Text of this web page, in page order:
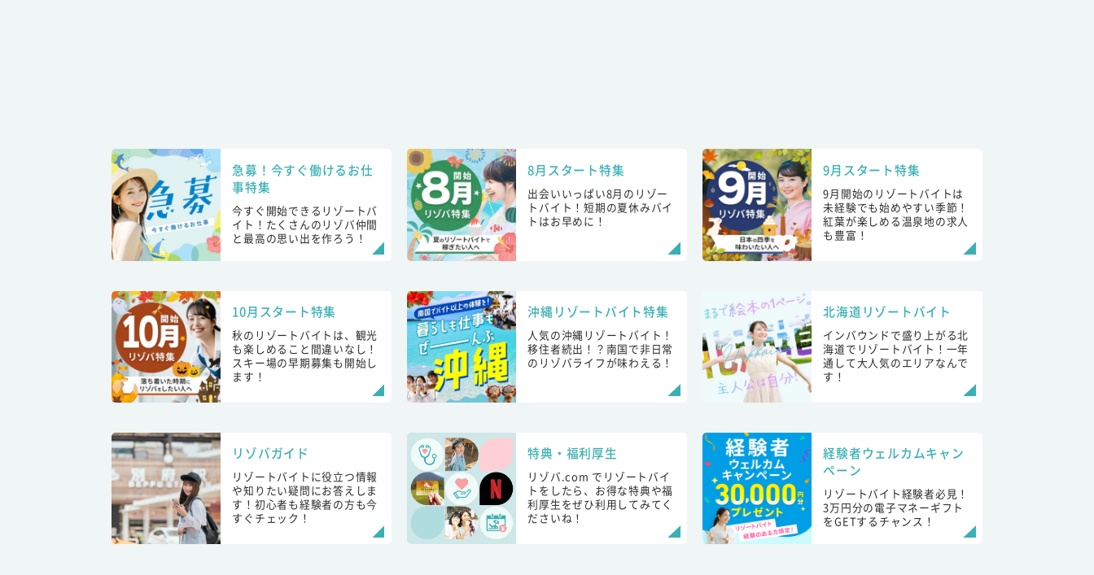
急募！今すぐ働けるお仕
事特集
今すぐ開始できるリゾートバ
イト！たくさんのリゾバ仲間
と最高の思い出を作ろう！
8月スタート特集
出会いいっぱい8月のリゾー
トバイト！短期の夏休みバイ
トはお早めに！
9月スタート特集
9月開始のリゾートバイトは
未経験でも始めやすい季節！
紅葉が楽しめる温泉地の求人
も豊富！
10月スタート特集
秋のリゾートバイトは、観光
も楽しめること間違いなし！
スキー場の早期募集も開始し
ます！
沖縄リゾートバイト特集
人気の沖縄リゾートバイト！
移住者続出！？南国で非日常
のリゾバライフが味わえる！
北海道リゾートバイト
インバウンドで盛り上がる北
海道でリゾートバイト！一年
通して大人気のエリアなんで
す！
リゾバガイド
リゾートバイトに役立つ情報
や知りたい疑問にお答えしま
す！初心者も経験者の方も今
すぐチェック！
特典・福利厚生
リゾバ.com でリゾートバイ
トをしたら、お得な特典や福
利厚生をぜひ利用してみてく
ださいね！
経験者ウェルカムキャン
ペーン
リゾートバイト経験者必見！
3万円分の電子マネーギフト
をGETするチャンス！